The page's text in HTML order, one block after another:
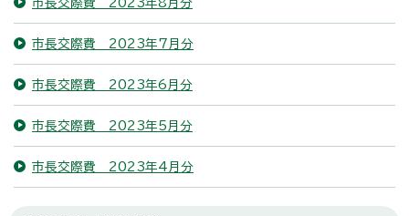
市長交際費 2023年8月分
市長交際費 2023年7月分
市長交際費 2023年6月分
市長交際費 2023年5月分
市長交際費 2023年4月分